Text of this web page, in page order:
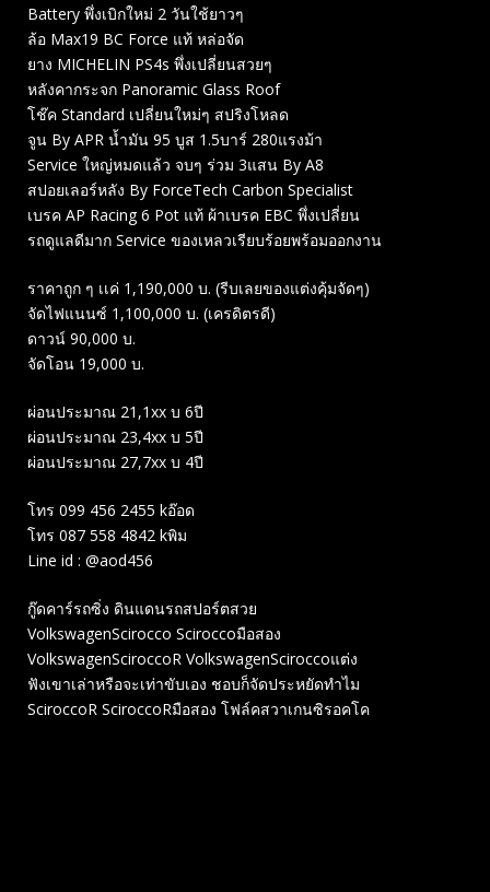
Battery พึ่งเบิกใหม่ 2 วันใช้ยาวๆ
ล้อ Max19 BC Force แท้ หล่อจัด
ยาง MICHELIN PS4s พึ่งเปลี่ยนสวยๆ
หลังคากระจก Panoramic Glass Roof
โช๊ค Standard เปลี่ยนใหม่ๆ สปริงโหลด
จูน By APR น้ำมัน 95 บูส 1.5บาร์ 280แรงม้า
Service ใหญ่หมดแล้ว จบๆ ร่วม 3แสน By A8
สปอยเลอร์หลัง By ForceTech Carbon Specialist
เบรค AP Racing 6 Pot แท้ ผ้าเบรค EBC พึ่งเปลี่ยน
รถดูแลดีมาก Service ของเหลวเรียบร้อยพร้อมออกงาน
ราคาถูก ๆ เเค่ 1,190,000 บ. (รีบเลยของแต่งคุ้มจัดๆ)
จัดไฟแนนซ์ 1,100,000 บ. (เครดิตรดี)
ดาวน์ 90,000 บ.
จัดโอน 19,000 บ.
ผ่อนประมาณ 21,1xx บ 6ปี
ผ่อนประมาณ 23,4xx บ 5ปี
ผ่อนประมาณ 27,7xx บ 4ปี
โทร 099 456 2455 kอ๊อด
โทร 087 558 4842 kพิม
Line id : @aod456
กู๊ดคาร์รถซิ่ง ดินแดนรถสปอร์ตสวย
VolkswagenScirocco Sciroccoมือสอง
VolkswagenSciroccoR VolkswagenSciroccoแต่ง
ฟังเขาเล่าหรือจะเท่าขับเอง ชอบก็จัดประหยัดทำไม
SciroccoR SciroccoRมือสอง โฟล์คสวาเกนซิรอคโค